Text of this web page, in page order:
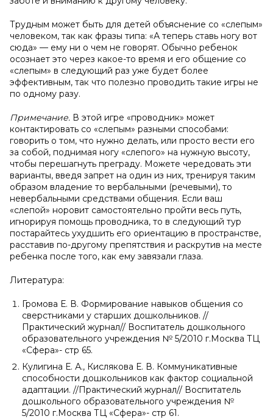
Трудным может быть для детей объяснение со «слепым»
человеком, так как фразы типа: «А теперь ставь ногу вот
сюда» — ему ни о чем не говорят. Обычно ребенок
осознает это через какое-то время и его общение со
«слепым» в следующий раз уже будет более
эффективным, так что полезно проводить такие игры не
по одному разу.
Примечание. В этой игре «проводник» может
контактировать со «слепым» разными способами:
говорить о том, что нужно делать, или просто вести его
за собой, поднимая ногу «слепого» на нужную высоту,
чтобы перешагнуть преграду. Можете чередовать эти
варианты, введя запрет на один из них, тренируя таким
образом владение то вербальными (речевыми), то
невербальными средствами общения. Если ваш
«слепой» норовит самостоятельно пройти весь путь,
игнорируя помощь проводника, то в следующий тур
постарайтесь ухудшить его ориентацию в пространстве,
расставив по-другому препятствия и раскрутив на месте
ребенка после того, как ему завязали глаза.
Литература:
Громова Е. В. Формирование навыков общения со
сверстниками у старших дошкольников. //
Практический журнал// Воспитатель дошкольного
образовательного учреждения № 5/2010 г.Москва ТЦ
«Сфера»- стр 65.
Кулигина Е. А., Кислякова Е. В. Коммуникативные
способности дошкольников как фактор социальной
адаптации. //Практический журнал// Воспитатель
дошкольного образовательного учреждения №
5/2010 г.Москва ТЦ «Сфера»- стр 61.